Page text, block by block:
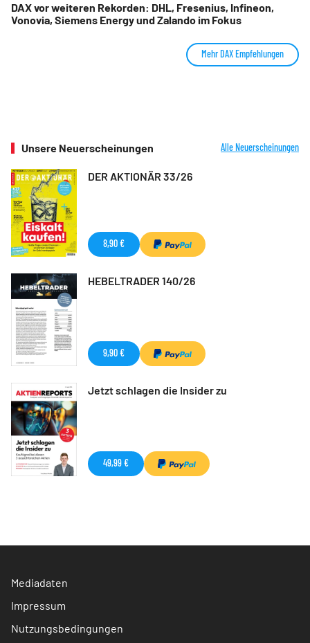
DAX vor weiteren Rekorden: DHL, Fresenius, Infineon,
Vonovia, Siemens Energy und Zalando im Fokus
Mehr DAX Empfehlungen
Unsere Neuerscheinungen Alle Neuerscheinungen
DER AKTIONÄR 33/26
8,90 €
HEBELTRADER 140/26
9,90 €
Jetzt schlagen die Insider zu
49,99 €
Mediadaten
Impressum
Nutzungsbedingungen